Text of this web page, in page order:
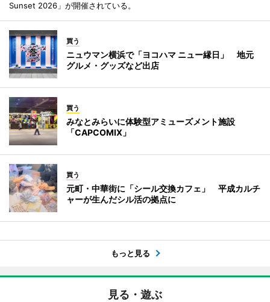
Sunset 2026」が開催されている。
買う
ニュウマン横浜で「ヨコハマ ニュー縁日」 地元
グルメ・グッズなど出店
買う
みなとみらいに体験型アミューズメント施設
「CAPCOMIX」
買う
元町・中華街に「シール交換カフェ」 平成カルチ
ャーが生んだシル活の拠点に
もっと見る
見る・遊ぶ